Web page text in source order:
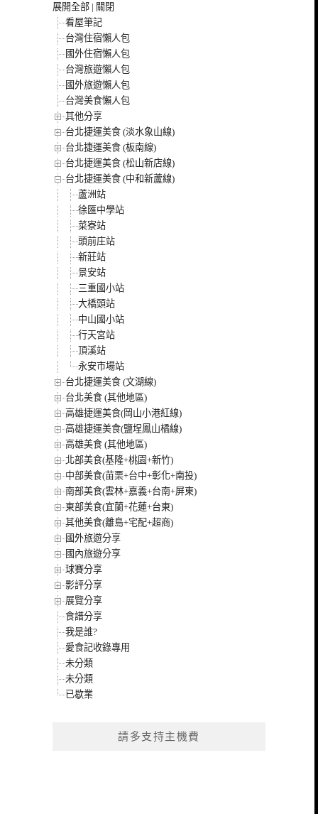
展開全部 | 關閉
看屋筆記
台灣住宿懶人包
國外住宿懶人包
台灣旅遊懶人包
國外旅遊懶人包
台灣美食懶人包
其他分享
台北捷運美食 (淡水象山線)
台北捷運美食 (板南線)
台北捷運美食 (松山新店線)
台北捷運美食 (中和新蘆線)
蘆洲站
徐匯中學站
菜寮站
頭前庄站
新莊站
景安站
三重國小站
大橋頭站
中山國小站
行天宮站
頂溪站
永安市場站
台北捷運美食 (文湖線)
台北美食 (其他地區)
高雄捷運美食(岡山小港紅線)
高雄捷運美食(鹽埕鳳山橘線)
高雄美食 (其他地區)
北部美食(基隆+桃園+新竹)
中部美食(苗栗+台中+彰化+南投)
南部美食(雲林+嘉義+台南+屏東)
東部美食(宜蘭+花蓮+台東)
其他美食(離島+宅配+超商)
國外旅遊分享
國內旅遊分享
球賽分享
影評分享
展覽分享
食譜分享
我是誰?
愛食記收錄專用
未分類
未分類
已歇業
請多支持主機費